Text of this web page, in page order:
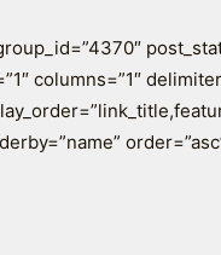
columns=”1″